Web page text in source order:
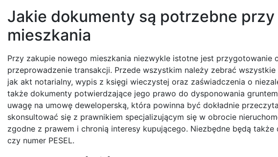
Jakie dokumenty są potrzebne
mieszkania
Przy zakupie nowego mieszkania niezwykle istotne jest
przeprowadzenie transakcji. Przede wszystkim należy zebrać
jak akt notarialny, wypis z księgi wieczystej oraz zaświadczenia o
także dokumenty potwierdzające jego prawo do dysponowania
uwagę na umowę deweloperską, która powinna być dokładnie
skonsultować się z prawnikiem specjalizującym się w obrocie
zgodne z prawem i chronią interesy kupującego. Niezbędne będą
czy numer PESEL.